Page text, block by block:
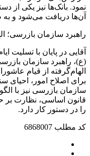
نمود. بانک‌ها نیز یکی از
آن‌ها دریافت می‌شود و
راهبرد سازمان بازرسی؛
آقایی در پایان با تسلیت
(ع)، راهبرد سازمان
الهام‌گرفته از قیام
برای اصلاح امور، احیای
قانون اساسی، نظارت بر
را در دستور کار دارد.
کد مطلب 6868007